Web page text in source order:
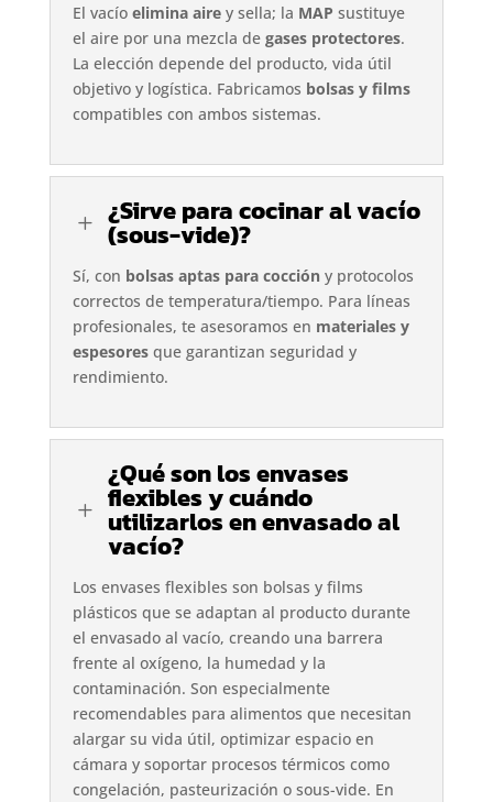
El vacío elimina airey sella; la MAP sustituye
el aire por una mezcla de gases protectores.
La elección depende del producto, vida útil
objetivo y logística. Fabricamos bolsas y films
compatibles con ambos sistemas.
L ¿Sirve para cocinar al vacío
(sous-vide)?
Sí, con bolsas aptas para cocción y protocolos
correctos de temperatura/tiempo. Para líneas
profesionales, te asesoramos en materiales y
espesoresque garantizan seguridad y
rendimiento.
L
¿Qué son los envases
flexibles y cuándo
utilizarlos en envasado al
vacío?
Los envases flexibles son bolsas y films
plásticos que se adaptan al producto durante
el envasado al vacío, creando una barrera
frente al oxígeno, la humedad y la
contaminación. Son especialmente
recomendables para alimentos que necesitan
alargar su vida útil, optimizar espacio en
cámara y soportar procesos térmicos como
congelación, pasteurización o sous-vide. En